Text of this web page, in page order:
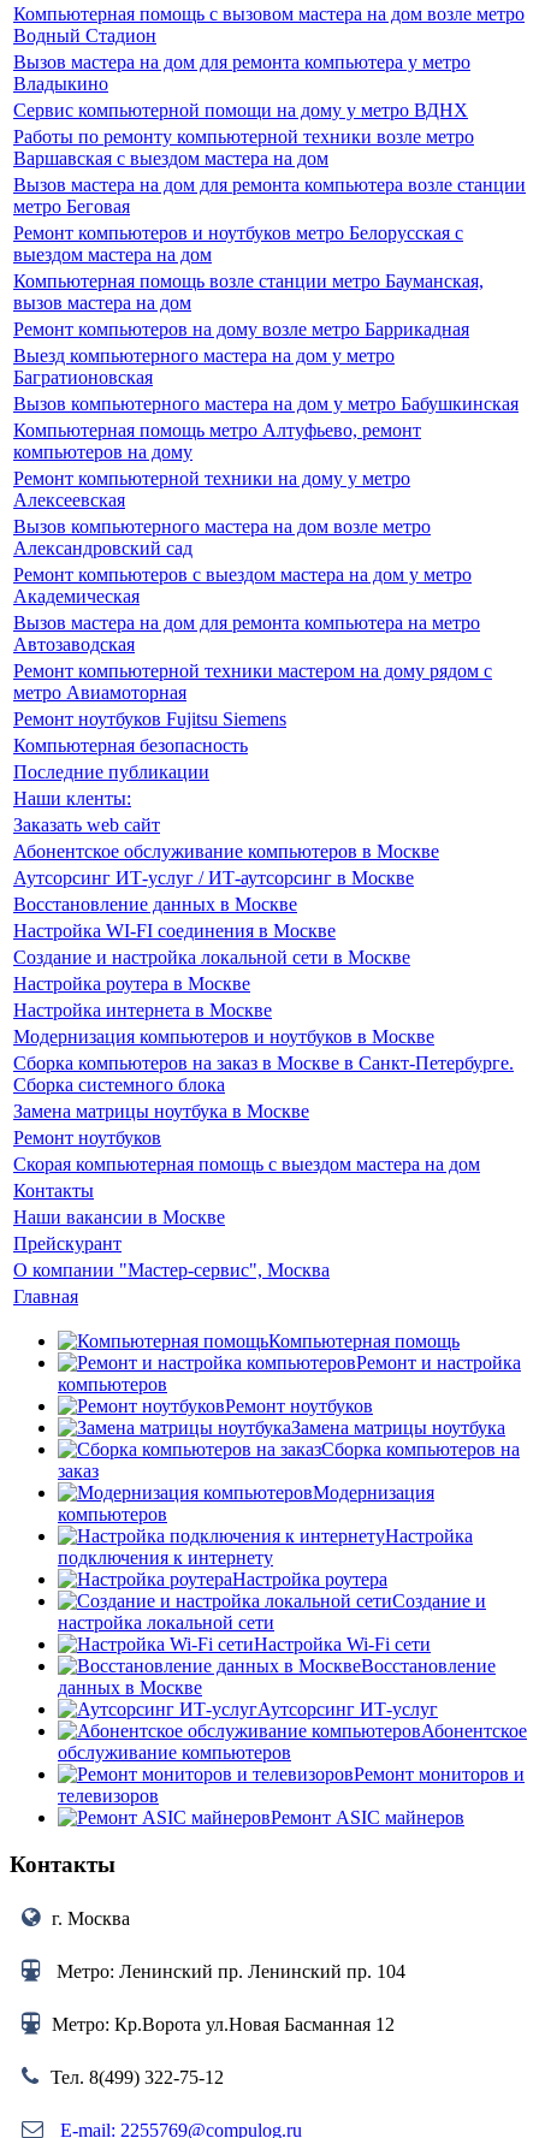
Компьютерная помощь с вызовом мастера на дом возле метро
Водный Стадион
Вызов мастера на дом для ремонта компьютера у метро
Владыкино
Сервис компьютерной помощи на дому у метро ВДНХ
Работы по ремонту компьютерной техники возле метро
Варшавская с выездом мастера на дом
Вызов мастера на дом для ремонта компьютера возле станции
метро Беговая
Ремонт компьютеров и ноутбуков метро Белорусская с
выездом мастера на дом
Компьютерная помощь возле станции метро Бауманская,
вызов мастера на дом
Ремонт компьютеров на дому возле метро Баррикадная
Выезд компьютерного мастера на дом у метро
Багратионовская
Вызов компьютерного мастера на дом у метро Бабушкинская
Компьютерная помощь метро Алтуфьево, ремонт
компьютеров на дому
Ремонт компьютерной техники на дому у метро
Алексеевская
Вызов компьютерного мастера на дом возле метро
Александровский сад
Ремонт компьютеров с выездом мастера на дом у метро
Академическая
Вызов мастера на дом для ремонта компьютера на метро
Автозаводская
Ремонт компьютерной техники мастером на дому рядом с
метро Авиамоторная
Ремонт ноутбуков Fujitsu Siemens
Компьютерная безопасность
Последние публикации
Наши кленты:
Заказать web сайт
Абонентское обслуживание компьютеров в Москве
Аутсорсинг ИТ-услуг / ИТ-аутсорсинг в Москве
Восстановление данных в Москве
Настройка WI-FI соединения в Москве
Создание и настройка локальной сети в Москве
Настройка роутера в Москве
Настройка интернета в Москве
Модернизация компьютеров и ноутбуков в Москве
Сборка компьютеров на заказ в Москве в Санкт-Петербурге.
Сборка системного блока
Замена матрицы ноутбука в Москве
Ремонт ноутбуков
Скорая компьютерная помощь с выездом мастера на дом
Контакты
Наши вакансии в Москве
Прейскурант
О компании "Мастер-сервис", Москва
Главная
Компьютерная помощь
Ремонт и настройка
компьютеров
Ремонт ноутбуков
Замена матрицы ноутбука
Сборка компьютеров на
заказ
Модернизация
компьютеров
Настройка
подключения к интернету
Настройка роутера
Создание и
настройка локальной сети
Настройка Wi-Fi сети
Восстановление
данных в Москве
Аутсорсинг ИТ-услуг
Абонентское
обслуживание компьютеров
Ремонт мониторов и
телевизоров
Ремонт ASIC майнеров
Контакты
г. Москва
Метро: Ленинский пр. Ленинский пр. 104
Метро: Кр.Ворота ул.Новая Басманная 12
Тел. 8(499) 322-75-12
E-mail: 2255769@compulog.ru